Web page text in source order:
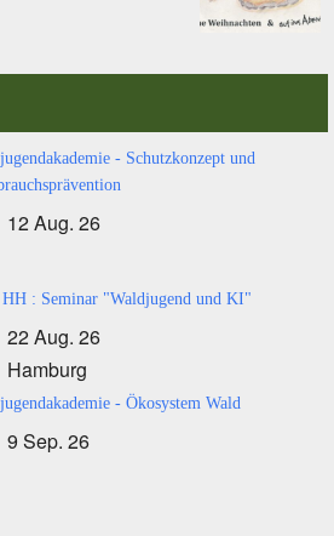
- Schutzkonzept und
12 Aug. 26
: Seminar "Waldjugend und KI"
22 Aug. 26
Hamburg
- Ökosystem Wald
9 Sep. 26